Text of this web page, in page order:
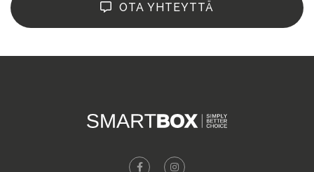
OTA YHTEYTTÄ